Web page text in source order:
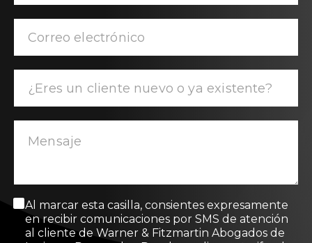
Al marcar esta casilla, consientes expresamente
en recibir comunicaciones por SMS de atención
al cliente de Warner & Fitzmartin Abogados de